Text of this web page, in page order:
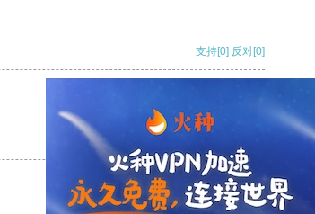
支持[0] 反对[0]